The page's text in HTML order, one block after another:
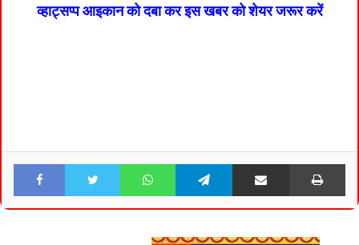
व्हाट्सप्प आइकान को दबा कर इस खबर को शेयर जरूर करें
Facebook Twitter WhatsApp Telegram Share via Email